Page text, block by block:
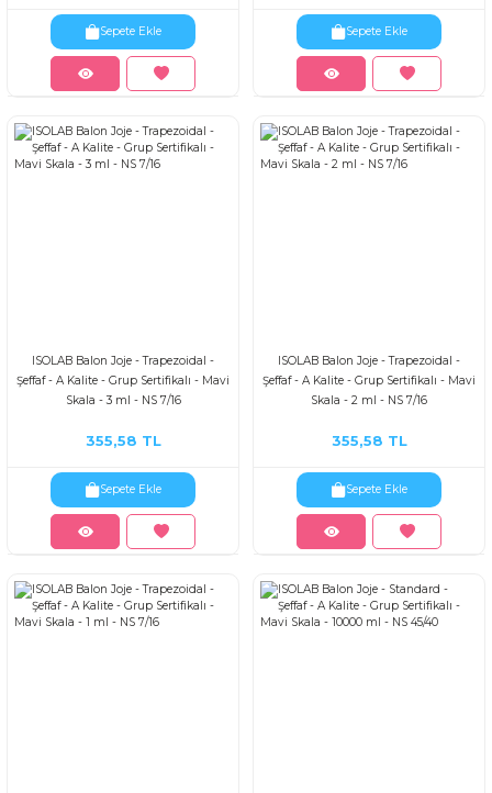
Sepete Ekle Sepete Ekle
ISOLAB Balon Joje - Trapezoidal -
Şeffaf - A Kalite - Grup Sertifikalı - Mavi
Skala - 3 ml - NS 7/16
355,58 TL
Sepete Ekle
ISOLAB Balon Joje - Trapezoidal -
Şeffaf - A Kalite - Grup Sertifikalı - Mavi
Skala - 2 ml - NS 7/16
355,58 TL
Sepete Ekle